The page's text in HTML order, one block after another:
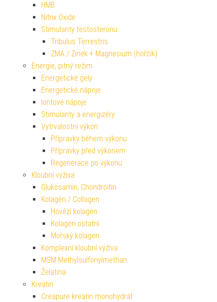
HMB
Nitrix Oxide
Stimulanty testosteronu
Tribulus Terrestris
ZMA / Zinek + Magnesium (hořčík)
Energie, pitný režim
Energetické gely
Energetické nápoje
Iontové nápoje
Stimulanty a energizéry
Vytrvalostní výkon
Přípravky během výkonu
Přípravky před výkonem
Regenerace po výkonu
Kloubní výživa
Glukosamin, Chondroitin
Kolagen / Collagen
Hovězí kolagen
Kolagen ostatní
Mořský kolagen
Komplexní kloubní výživa
MSM Methylsulfonylmethan
Želatina
Kreatin
Creapure kreatin monohydrát